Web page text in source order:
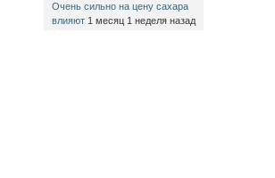
Очень сильно на цену сахара
влияют 1 месяц 1 неделя назад